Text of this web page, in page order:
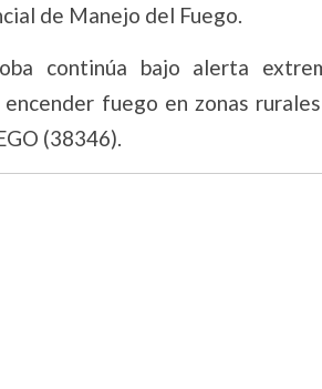
de Manejo del Fuego.
continúa bajo alerta
fuego en zonas
(38346).